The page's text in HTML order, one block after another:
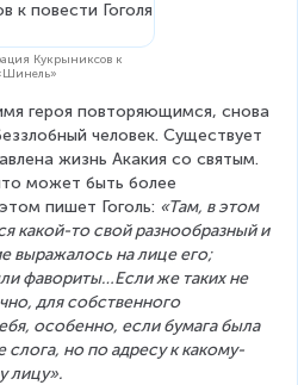
Кукрыниксов к
героя повторяющимся, снова
человек. Существует
жизнь Акакия со святым.
может быть более
пишет Гоголь: «Там, в этом
какой-то свой разнообразный и
выражалось на лице его;
фавориты…Если же таких не
для собственного
особенно, если бумага была
слога, но по адресу к какому-
лицу».